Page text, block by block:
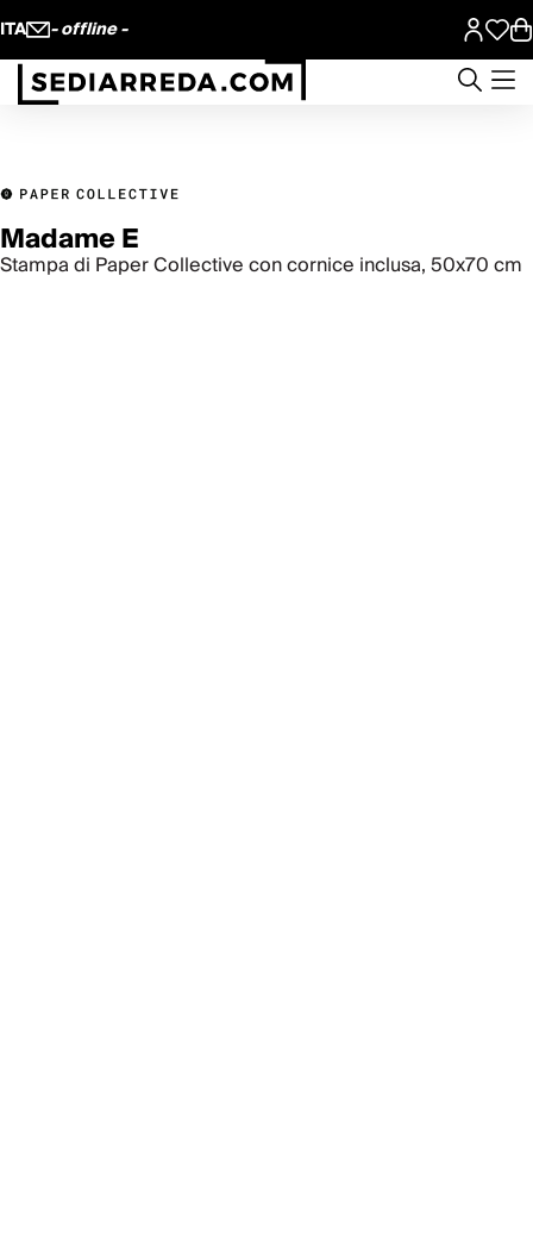
ITA - offline -
Madame E
Stampa di Paper Collective con cornice inclusa, 50x70 cm